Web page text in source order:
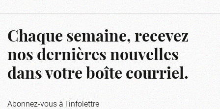
Chaque semaine, recevez
nos dernières nouvelles
dans votre boîte courriel.
Abonnez-vous à l'infolettre